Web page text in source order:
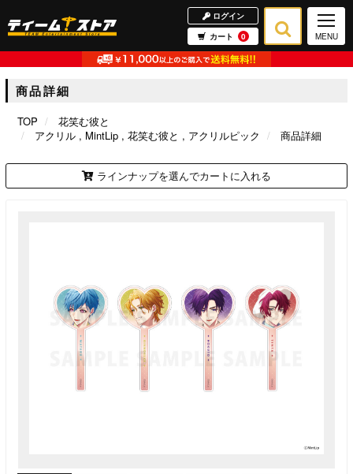
ログイン
カート
0 MENU
商品詳細
TOP
花笑む彼と
アクリル
MintLip 花笑む彼と アクリルピック 商品詳細
ラインナップを選んでカートに入れる